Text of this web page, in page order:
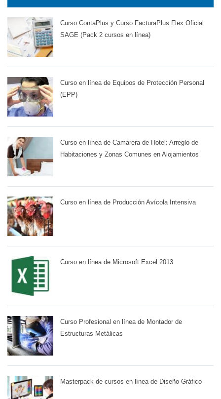
Curso ContaPlus y Curso FacturaPlus Flex Oficial
SAGE (Pack 2 cursos en línea)
Curso en línea de Equipos de Protección Personal
(EPP)
Curso en línea de Camarera de Hotel: Arreglo de
Habitaciones y Zonas Comunes en Alojamientos
Curso en línea de Producción Avícola Intensiva
Curso en línea de Microsoft Excel 2013
Curso Profesional en línea de Montador de
Estructuras Metálicas
Masterpack de cursos en línea de Diseño Gráfico